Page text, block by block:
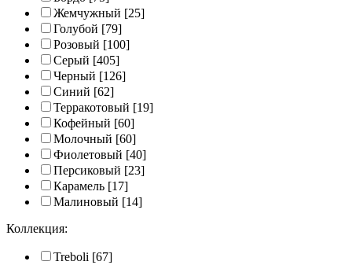
Жемчужный [25]
Голубой [79]
Розовый [100]
Серый [405]
Черный [126]
Синий [62]
Терракотовый [19]
Кофейный [60]
Молочный [60]
Фиолетовый [40]
Персиковый [23]
Карамель [17]
Малиновый [14]
Коллекция:
Treboli [67]